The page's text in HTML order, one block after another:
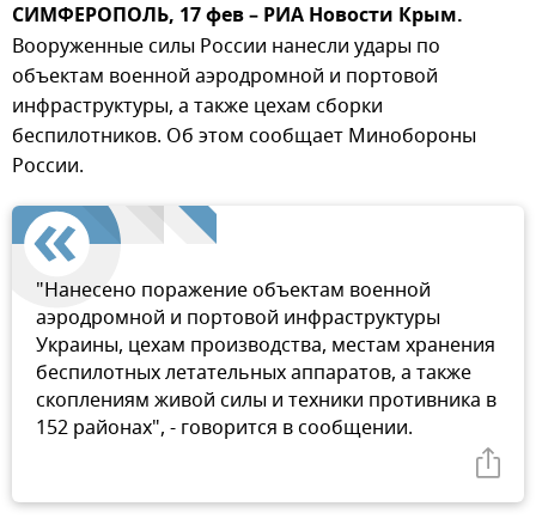
СИМФЕРОПОЛЬ, 17 фев – РИА Новости Крым.
Вооруженные силы России нанесли удары по
объектам военной аэродромной и портовой
инфраструктуры, а также цехам сборки
беспилотников. Об этом сообщает Минобороны
России.
"Нанесено поражение объектам военной
аэродромной и портовой инфраструктуры
Украины, цехам производства, местам хранения
беспилотных летательных аппаратов, а также
скоплениям живой силы и техники противника в
152 районах", - говорится в сообщении.